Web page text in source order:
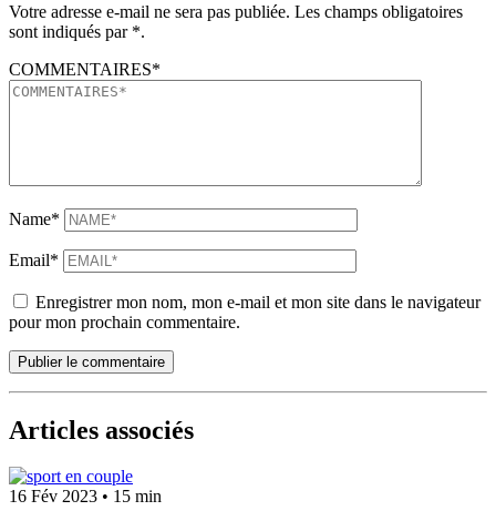
Votre adresse e-mail ne sera pas publiée. Les champs obligatoires
sont indiqués par *.
COMMENTAIRES*
Name*
Email*
Enregistrer mon nom, mon e-mail et mon site dans le navigateur
pour mon prochain commentaire.
Publier le commentaire
Articles associés
16 Fév 2023 • 15 min